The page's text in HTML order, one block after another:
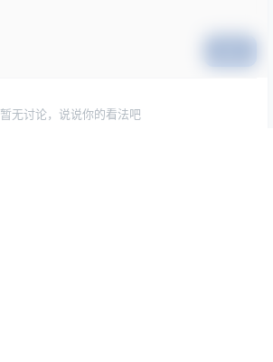
暂无讨论，说说你的看法吧